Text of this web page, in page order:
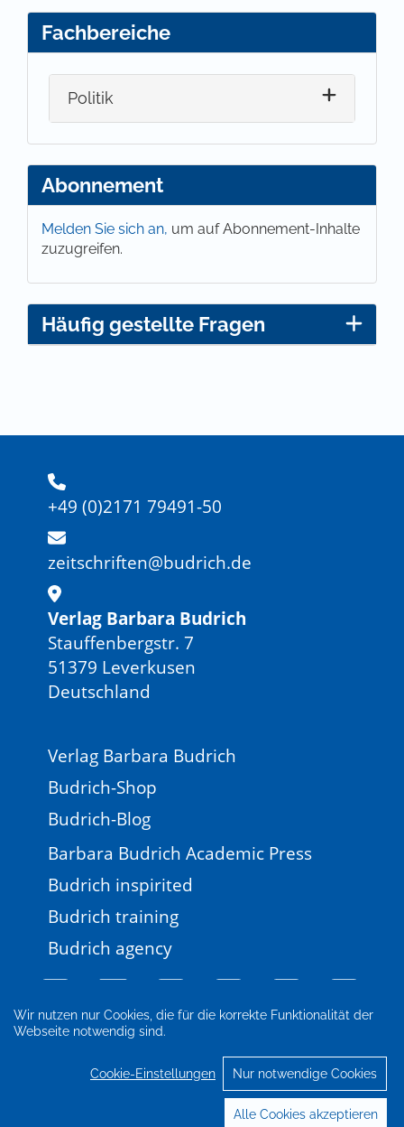
Wir nutzen nur Cookies, die für die korrekte Funktionalität der
Webseite notwendig sind.
Cookie-Einstellungen Nur notwendige Cookies
Alle Cookies akzeptieren
Fachbereiche
Politik
Abonnement
Melden Sie sich an, um auf Abonnement-Inhalte
zuzugreifen.
Häufig gestellte Fragen
+49 (0)2171 79491-50
zeitschriften@budrich.de
Verlag Barbara Budrich
Stauffenbergstr. 7
51379 Leverkusen
Deutschland
Verlag Barbara Budrich
Budrich-Shop
Budrich-Blog
Barbara Budrich Academic Press
Budrich inspirited
Budrich training
Budrich agency
Impressum
Datenschutz
Cookie-Einstellungen
© 2026 Verlag Barbara Budrich